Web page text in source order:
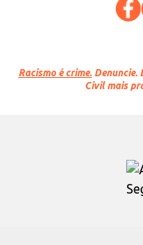
Racismo é crime. Denuncie.
Civil mais